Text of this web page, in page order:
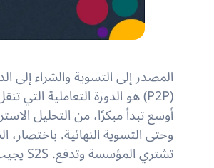
المصدر إلى التسوية والشراء إلى
أوسع تبدأ مبكرًا، من التحليل
تشتري المؤسسة وتدفع. S2S يجيب على كيف تحصل على المورد، تشتري، تدفع، وتدير العلاقة من البداية إلى النهاية.